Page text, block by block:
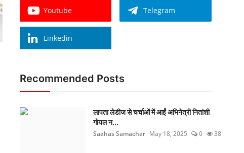
Youtube Telegram
Linkedin
Recommended Posts
लापता लेडीज से चर्चाओं में आईं अभिनेत्री नितांशी
गोयल न...
Saahas Samachar May 18, 2025 0 38